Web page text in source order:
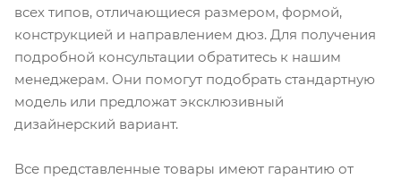
всех типов, отличающиеся размером, формой,
конструкцией и направлением дюз. Для получения
подробной консультации обратитесь к нашим
менеджерам. Они помогут подобрать стандартную
модель или предложат эксклюзивный
дизайнерский вариант.
Все представленные товары имеют гарантию от